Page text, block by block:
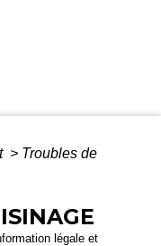
> Troubles de
légale et